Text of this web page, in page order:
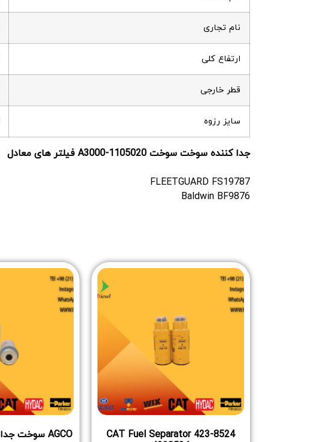
نام تجاری
ارتفاع کلی
قطر خارجی
سایز رزوه
جدا کننده سوخت سوخت
FLEETGUARD FS19787
Baldwin BF9876
CAT Fuel Separator 423-8524
AGCO سوخت جداساز V836862602